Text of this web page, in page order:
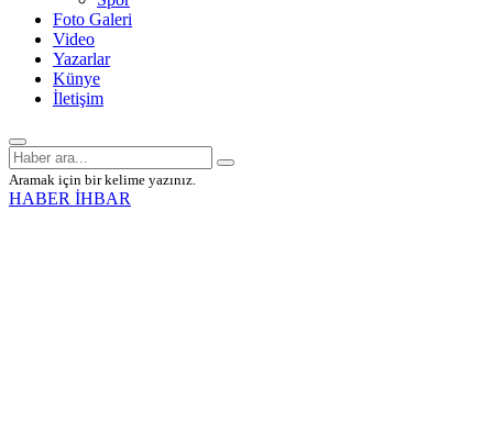
Foto Galeri
Video
Yazarlar
Künye
İletişim
Aramak için bir kelime yazınız.
HABER İHBAR